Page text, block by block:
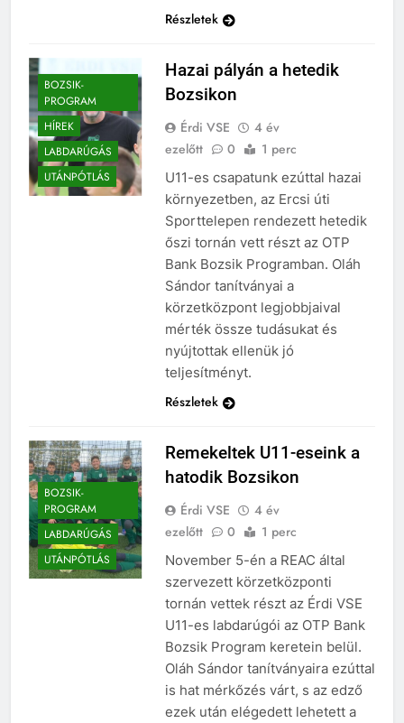
Részletek
BOZSIK-
PROGRAM
HÍREK
LABDARÚGÁS
UTÁNPÓTLÁS
Hazai pályán a hetedik
Bozsikon
Érdi VSE
4 év
ezelőtt
0 1 perc
U11-es csapatunk ezúttal hazai
környezetben, az Ercsi úti
Sporttelepen rendezett hetedik
őszi tornán vett részt az OTP
Bank Bozsik Programban. Oláh
Sándor tanítványai a
körzetközpont legjobbjaival
mérték össze tudásukat és
nyújtottak ellenük jó
teljesítményt.
Részletek
BOZSIK-
PROGRAM
LABDARÚGÁS
UTÁNPÓTLÁS
Remekeltek U11-eseink a
hatodik Bozsikon
Érdi VSE
4 év
ezelőtt
0 1 perc
November 5-én a REAC által
szervezett körzetközponti
tornán vettek részt az Érdi VSE
U11-es labdarúgói az OTP Bank
Bozsik Program keretein belül.
Oláh Sándor tanítványaira ezúttal
is hat mérkőzés várt, s az edző
ezek után elégedett lehetett a